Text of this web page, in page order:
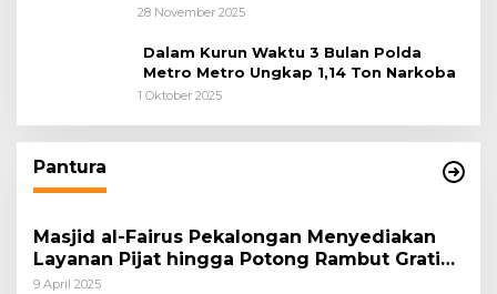
28 November 2025
Dalam Kurun Waktu 3 Bulan Polda
Metro Metro Ungkap 1,14 Ton Narkoba
1 Oktober 2025
Pantura
Masjid al-Fairus Pekalongan Menyediakan
Layanan Pijat hingga Potong Rambut Gratis
bagi Pemudik Lebaran 2025
9 April 2025